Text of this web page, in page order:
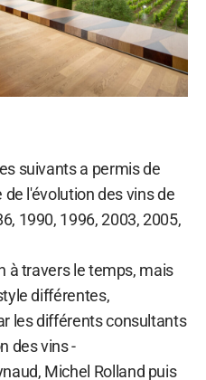
suivants a permis de
l'évolution des vins de
1990, 1996, 2003, 2005,
à travers le temps, mais
différentes,
les différents consultants
des vins -
Michel Rolland puis